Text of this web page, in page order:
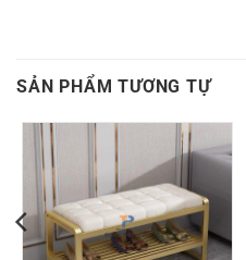
SẢN PHẨM TƯƠNG TỰ